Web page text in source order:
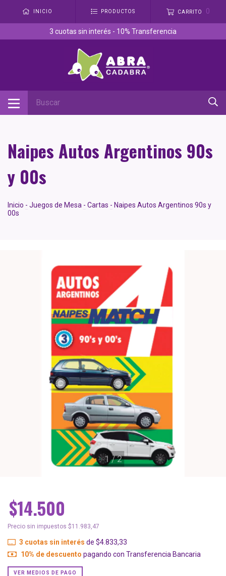
INICIO PRODUCTOS CARRITO 0
3 cuotas sin interés - 10% Transferencia
Naipes Autos Argentinos 90s
y 00s
Inicio - Juegos de Mesa - Cartas - Naipes Autos Argentinos 90s y
00s
1/2
$14.500
Precio sin impuestos $11.983,47
3 cuotas sin interés de $4.833,33
10% de descuento pagando con Transferencia Bancaria
VER MEDIOS DE PAGO